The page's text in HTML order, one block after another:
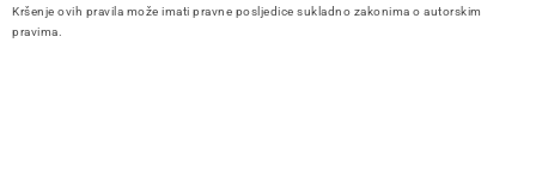
Kršenje ovih pravila može imati pravne posljedice sukladno zakonima o autorskim
pravima.